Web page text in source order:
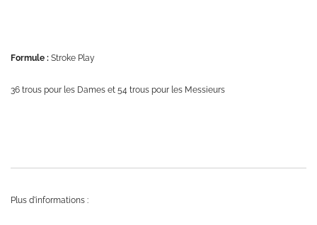
Formule : Stroke Play
36 trous pour les Dames et 54 trous pour les Messieurs
Plus d'informations :